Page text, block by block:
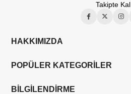
Takipte Kal
HAKKIMIZDA
POPÜLER KATEGORİLER
BİLGİLENDİRME